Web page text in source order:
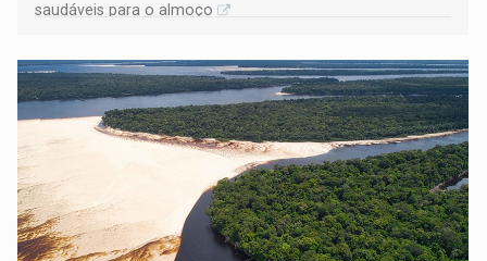
saudáveis para o almoço